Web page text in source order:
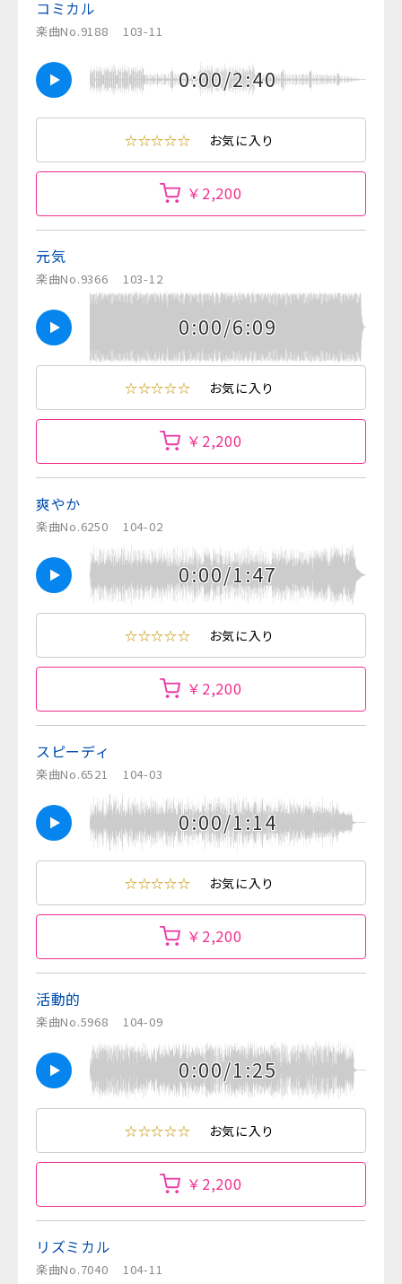
コミカル
楽曲No.9188 103-11
0:00/2:40
☆☆☆☆☆ お気に入り
￥2,200
元気
楽曲No.9366 103-12
0:00/6:09
☆☆☆☆☆ お気に入り
￥2,200
爽やか
楽曲No.6250 104-02
0:00/1:47
☆☆☆☆☆ お気に入り
￥2,200
スピーディ
楽曲No.6521 104-03
0:00/1:14
☆☆☆☆☆ お気に入り
￥2,200
活動的
楽曲No.5968 104-09
0:00/1:25
☆☆☆☆☆ お気に入り
￥2,200
リズミカル
楽曲No.7040 104-11